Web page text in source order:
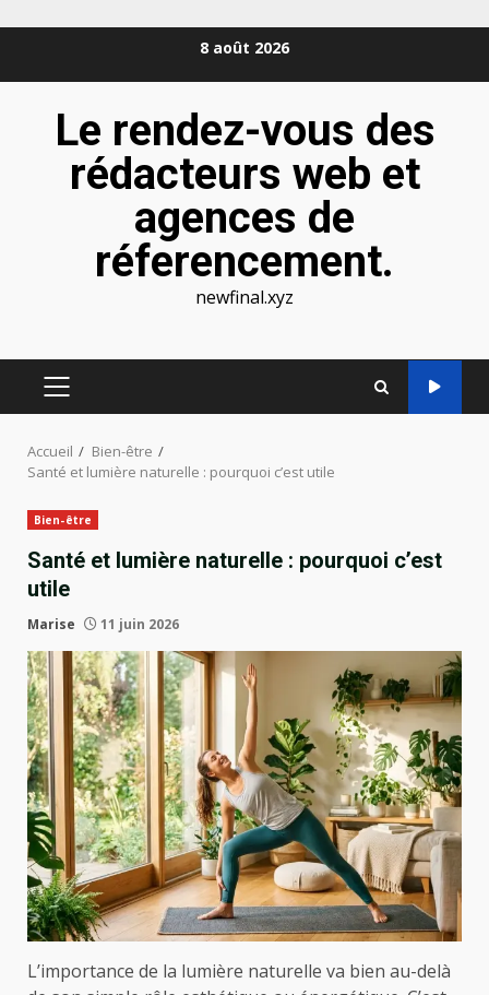
8 août 2026
Le rendez-vous des
rédacteurs web et
agences de
réferencement.
newfinal.xyz
MENU
Accueil
Bien-être
Santé et lumière naturelle : pourquoi c’est utile
Bien-être
Santé et lumière naturelle : pourquoi c’est
utile
Marise 11 juin 2026
L’importance de la lumière naturelle va bien au-delà